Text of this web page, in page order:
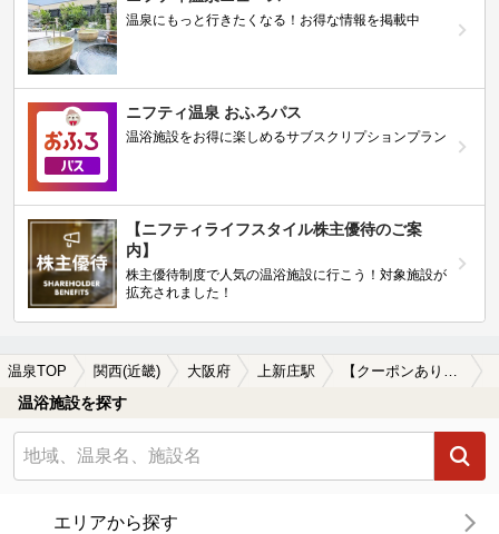
温泉にもっと行きたくなる！お得な情報を掲載中
ニフティ温泉 おふろパス
温浴施設をお得に楽しめるサブスクリプションプラン
【ニフティライフスタイル株主優待のご案
内】
株主優待制度で人気の温浴施設に行こう！対象施設が
拡充されました！
温泉TOP 関西(近畿) 大阪府 上新庄駅 【クーポンあり】カップルにおすすめの上新庄駅近くの温泉、日帰り温泉、スーパー銭湯おすすめ
温浴施設を探す
エリアから探す